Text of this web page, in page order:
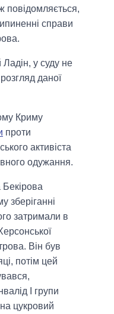
повідомляється,
справи
у суду не
даної
Криму
проти
активіста
одужання.
зберіганні
затримали в
Він був
потім цей
I групи
цукровий